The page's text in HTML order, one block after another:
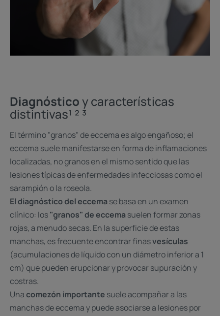
Diagnósticoy características
distintivas¹ ² ³
El término "granos" de eccema es algo engañoso; el
eccema suele manifestarse en forma de inflamaciones
localizadas, no granos en el mismo sentido que las
lesiones típicas de enfermedades infecciosas como el
sarampión o la roseola.
El diagnóstico del eccema se basa en un examen
clínico: los"granos" de eccema suelen formar zonas
rojas, a menudo secas. En la superficie de estas
manchas, es frecuente encontrar finasvesículas
(acumulaciones de líquido con un diámetro inferior a 1
cm) que pueden erupcionar y provocar supuración y
costras.
Unacomezón importante suele acompañar a las
manchas de eccema y puede asociarse a lesiones por